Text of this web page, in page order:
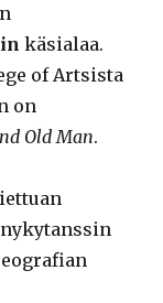
käsialaa.
of Artsista
on
Old Man.